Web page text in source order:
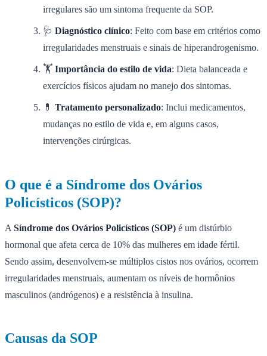
irregulares são um sintoma frequente da SOP.
🩺 Diagnóstico clínico: Feito com base em critérios como
irregularidades menstruais e sinais de hiperandrogenismo.
🏋️ Importância do estilo de vida: Dieta balanceada e
exercícios físicos ajudam no manejo dos sintomas.
💊 Tratamento personalizado: Inclui medicamentos,
mudanças no estilo de vida e, em alguns casos,
intervenções cirúrgicas.
O que é a Síndrome dos Ovários
Policísticos (SOP)?
A Síndrome dos Ovários Policísticos (SOP) é um distúrbio
hormonal que afeta cerca de 10% das mulheres em idade fértil.
Sendo assim, desenvolvem-se múltiplos cistos nos ovários, ocorrem
irregularidades menstruais, aumentam os níveis de hormônios
masculinos (andrógenos) e a resistência à insulina.
Causas da SOP